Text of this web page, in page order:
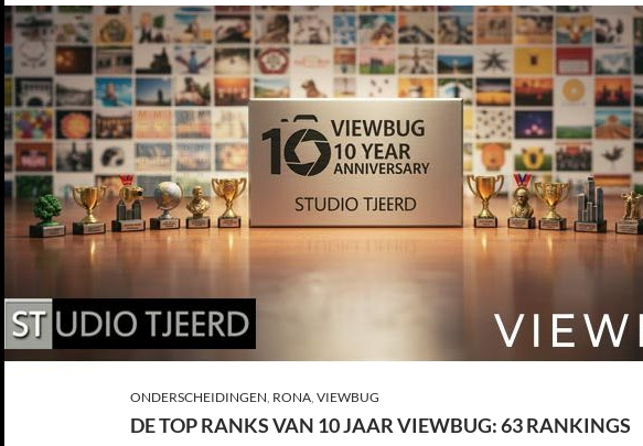
ONDERSCHEIDINGEN, RONA, VIEWBUG
DE TOP RANKS VAN 10 JAAR VIEWBUG: 63 RANKINGS